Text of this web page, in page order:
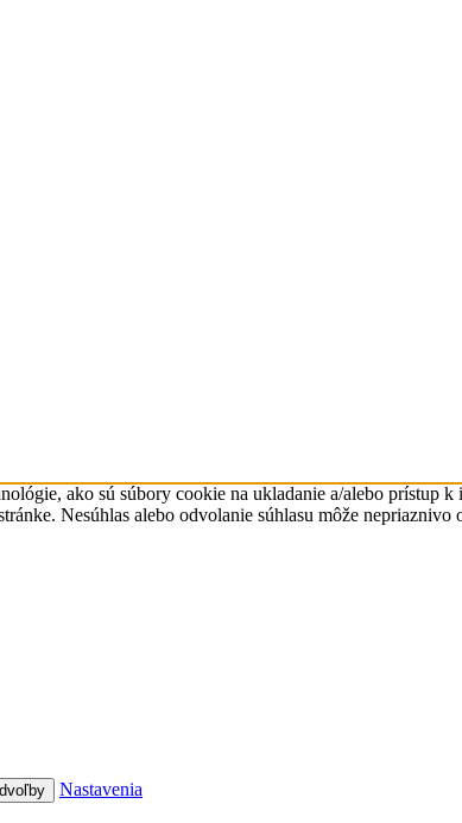
ako sú súbory cookie na ukladanie a/alebo prístup
Nesúhlas alebo odvolanie súhlasu môže
Nastavenia